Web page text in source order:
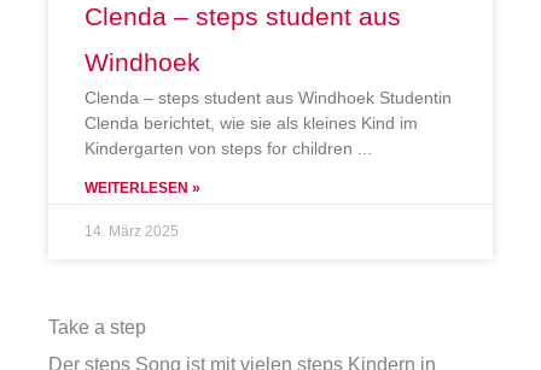
Clenda – steps student aus
Windhoek
Clenda – steps student aus Windhoek Studentin
Clenda berichtet, wie sie als kleines Kind im
Kindergarten von steps for children
WEITERLESEN »
14. März 2025
Take a step
Der steps Song ist mit vielen steps Kindern in